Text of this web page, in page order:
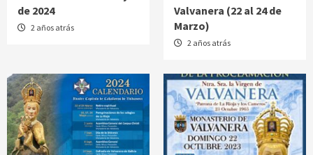
de 2024
2 años atrás
Valvanera (22 al 24 de
Marzo)
2 años atrás